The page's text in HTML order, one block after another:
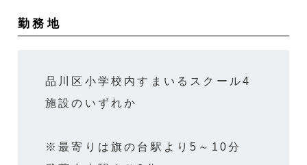
勤務地
品川区小学校内すまいるスクール4
施設のいずれか
※最寄りは旗の台駅より5～10分